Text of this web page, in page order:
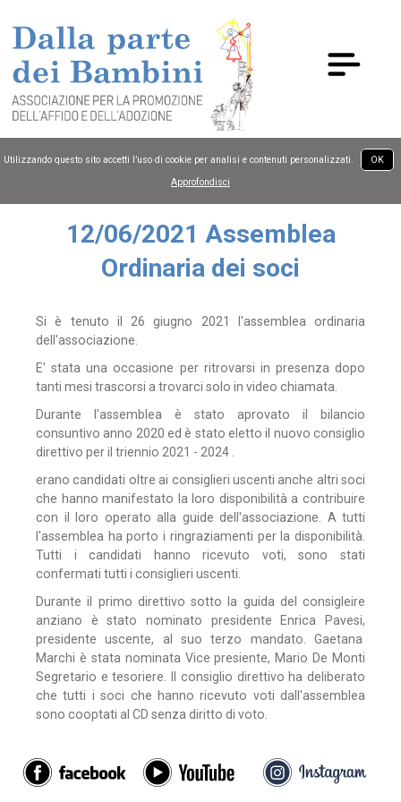
Utilizzando questo sito accetti l’uso di cookie per analisi e contenuti personalizzati.
OK
Approfondisci
12/06/2021 Assemblea
Ordinaria dei soci
Si è tenuto il 26 giugno 2021 l'assemblea ordinaria
dell'associazione.
E' stata una occasione per ritrovarsi in presenza dopo
tanti mesi trascorsi a trovarci solo in video chiamata.
Durante l'assemblea è stato aprovato il bilancio
consuntivo anno 2020 ed è stato eletto il nuovo consiglio
direttivo per il triennio 2021 - 2024 .
erano candidati oltre ai consiglieri uscenti anche altri soci
che hanno manifestato la loro disponibilità a contribuire
con il loro operato alla guide dell'associazione. A tutti
l'assemblea ha porto i ringraziamenti per la disponibilità.
Tutti i candidati hanno ricevuto voti, sono stati
confermati tutti i consiglieri uscenti.
Durante il primo direttivo sotto la guida del consigleire
anziano è stato nominato presidente Enrica Pavesi,
presidente uscente, al suo terzo mandato. Gaetana
Marchi è stata nominata Vice presiente, Mario De Monti
Segretario e tesoriere. Il consiglio direttivo ha deliberato
che tutti i soci che hanno ricevuto voti dall'assemblea
sono cooptati al CD senza diritto di voto.